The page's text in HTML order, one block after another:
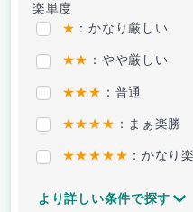
楽単度
★ ：かなり厳しい
★★ ：やや厳しい
★★★ ：普通
★★★★ ：まぁ楽勝
★★★★★ ：かなり
より詳しい条件で探す